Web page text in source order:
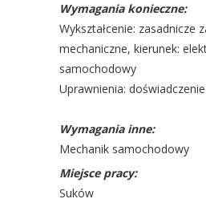
Wymagania konieczne:
Wykształcenie: zasadnicze
mechaniczne, kierunek:
samochodowy
Uprawnienia:
Wymagania inne:
Mechanik samochodowy
Miejsce pracy:
Suków